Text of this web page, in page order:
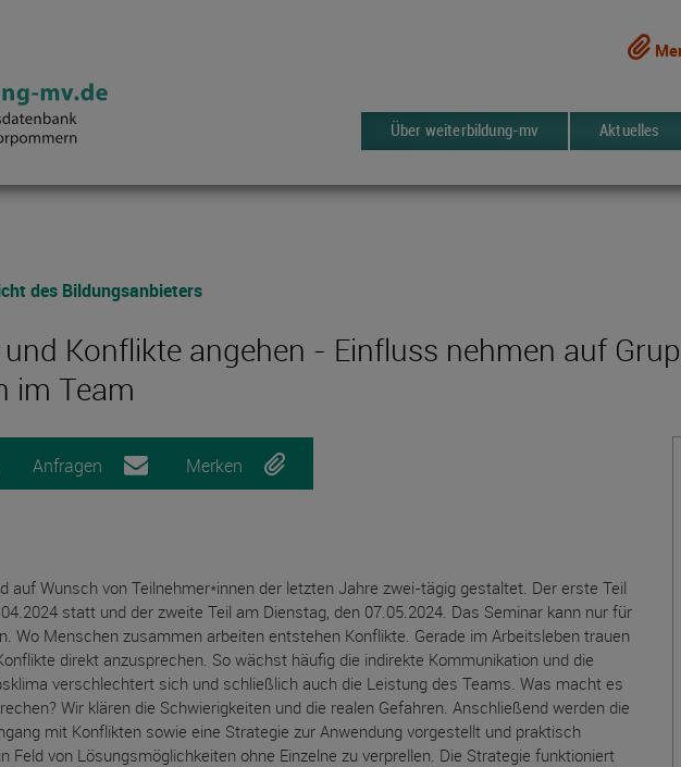
Über weiterbildung-mv Aktuelles
des Bildungsanbieters
Konflikte angehen - Einfluss nehmen auf
im Team
Anfragen Merken
auf Wunsch von Teilnehmer*innen der letzten Jahre zwei-tägig gestaltet. Der erste Teil
statt und der zweite Teil am Dienstag, den 07.05.2024. Das Seminar kann nur für
Wo Menschen zusammen arbeiten entstehen Konflikte. Gerade im Arbeitsleben trauen
direkt anzusprechen. So wächst häufig die indirekte Kommunikation und die
verschlechtert sich und schließlich auch die Leistung des Teams. Was macht es
Wir klären die Schwierigkeiten und die realen Gefahren. Anschließend werden die
mit Konflikten sowie eine Strategie zur Anwendung vorgestellt und praktisch
Feld von Lösungsmöglichkeiten ohne Einzelne zu verprellen. Die Strategie funktioniert